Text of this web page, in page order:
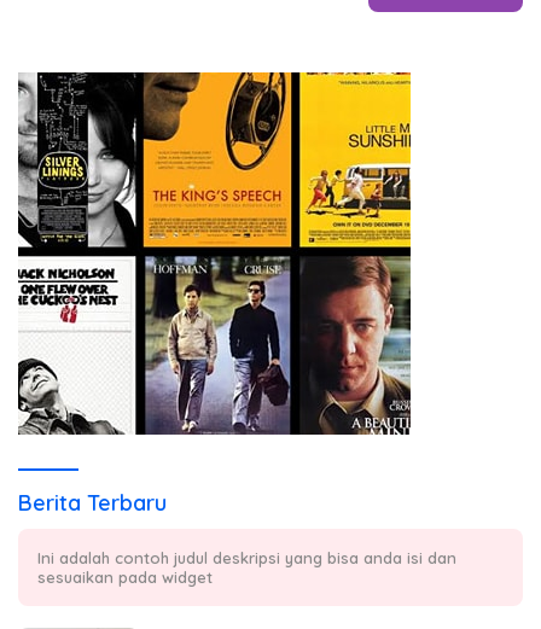
Berita Terbaru
Ini adalah contoh judul deskripsi yang bisa anda isi dan
sesuaikan pada widget